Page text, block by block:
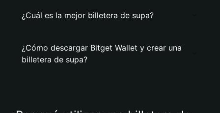
¿Cuál es la mejor billetera de supa?
¿Cómo descargar Bitget Wallet y crear una
billetera de supa?